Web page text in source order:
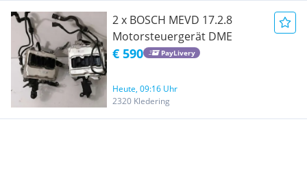
2 x BOSCH MEVD 17.2.8
Motorsteuergerät DME
€ 590 PayLivery
Heute, 09:16 Uhr
2320 Kledering